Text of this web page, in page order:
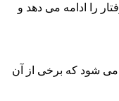
را ادامه می دهد و
می شود که برخی از آن